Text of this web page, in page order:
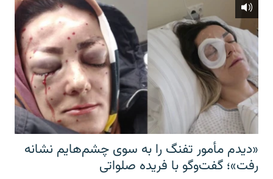
«دیدم مأمور تفنگ را به سوی چشم‌هایم نشانه
رفت»؛ گفت‌و‌گو با فریده صلواتی